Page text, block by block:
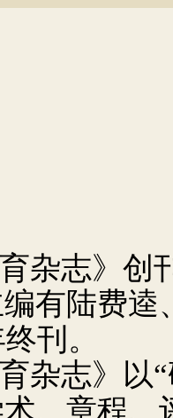
育杂志》创
有陆费逵
刊。
育杂志》
、章程、